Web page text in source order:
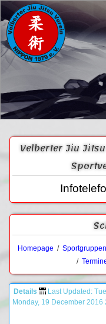
Velberter Jiu
Homepage / Sportgruppen
/
Details Last Updated:
Monday, 19 December 2016